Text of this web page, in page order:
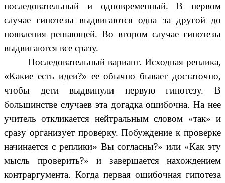
последовательный и одновременный. В первом
случае гипотезы выдвигаются одна за другой до
появления решающей. Во втором случае гипотезы
выдвигаются все сразу.
Последовательный вариант. Исходная реплика,
«Какие есть идеи?» ее обычно бывает достаточно,
чтобы дети выдвинули первую гипотезу. В
большинстве случаев эта догадка ошибочна. На нее
учитель откликается нейтральным словом «так» и
сразу организует проверку. Побуждение к проверке
начинается с реплики» Вы согласны?» или «Как эту
мысль проверить?» и завершается нахождением
контраргумента. Когда первая ошибочная гипотеза